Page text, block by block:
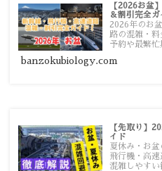
【2026お盆
＆割引完全
2026年のお
路の混雑・
予約や最繁
い移動方法
banzokubiology.com
【先取り】
イド
夏休み・お
飛行機・高速
混雑しやす